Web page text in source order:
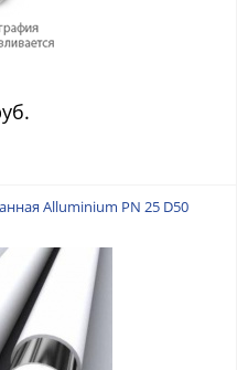
Alluminium PN 25 D50